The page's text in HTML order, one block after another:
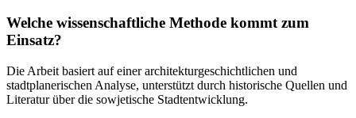
Welche wissenschaftliche Methode kommt zum
Einsatz?
Die Arbeit basiert auf einer architekturgeschichtlichen und
stadtplanerischen Analyse, unterstützt durch historische Quellen und
Literatur über die sowjetische Stadtentwicklung.